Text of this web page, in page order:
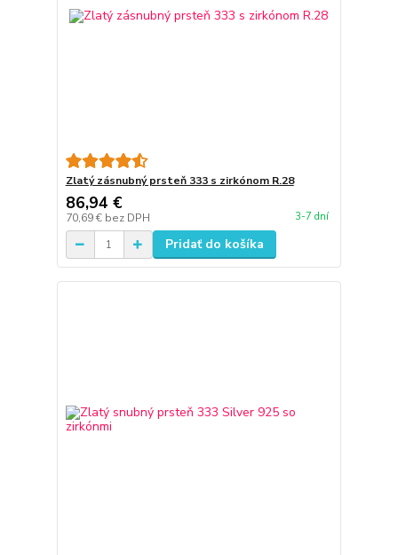
Zlatý zásnubný prsteň 333 s zirkónom R.28
86,94 €
70,69 € bez DPH 3-7 dní
Pridať do košíka